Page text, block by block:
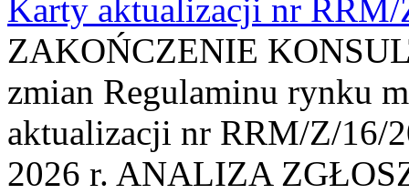
Karty aktualizacji nr
ZAKOŃCZENIE
zmian Regulaminu rynku
aktualizacji nr RRM/Z/16/
2026 r. ANALIZA